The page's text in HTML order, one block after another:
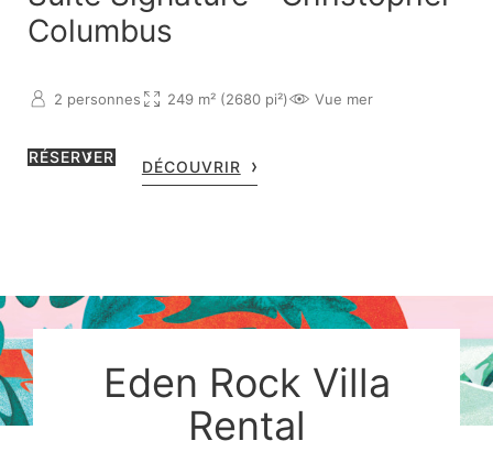
Columbus
2 personnes 249 m² (2680 pi²) Vue mer
RÉSERVER
DÉCOUVRIR
Eden Rock Villa
Rental